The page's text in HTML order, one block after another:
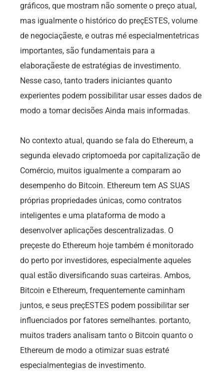
gráficos, que mostram não somente o preço atual,
mas igualmente o histórico do preçESTES, volume
de negociaçãeste, e outras mé especialmentetricas
importantes, são fundamentais para a
elaboraçãeste de estratégias de investimento.
Nesse caso, tanto traders iniciantes quanto
experientes podem possibilitar usar esses dados de
modo a tomar decisões Ainda mais informadas.
No contexto atual, quando se fala do Ethereum, a
segunda elevado criptomoeda por capitalização de
Comércio, muitos igualmente a comparam ao
desempenho do Bitcoin. Ethereum tem AS SUAS
próprias propriedades únicas, como contratos
inteligentes e uma plataforma de modo a
desenvolver aplicações descentralizadas. O
preçeste do Ethereum hoje também é monitorado
do perto por investidores, especialmente aqueles
qual estão diversificando suas carteiras. Ambos,
Bitcoin e Ethereum, frequentemente caminham
juntos, e seus preçESTES podem possibilitar ser
influenciados por fatores semelhantes. portanto,
muitos traders analisam tanto o Bitcoin quanto o
Ethereum de modo a otimizar suas estraté
especialmentegias de investimento.